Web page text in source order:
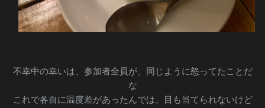
不幸中の幸いは、参加者全員が、同じように怒ってたことだ
な
これで各自に温度差があったんでは、目も当てられないけど